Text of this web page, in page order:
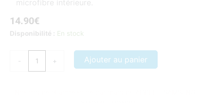
microfibre intérieure.
14.90€
Disponibilité : En stock
-
quantité
+ Ajouter au panier